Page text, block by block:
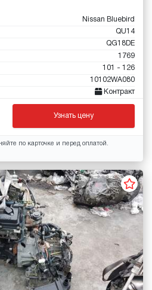
Nissan Bluebird
QU14
QG18DE
1769
101 - 126
10102WA080
Контракт
Узнать цену
по карточке и перед оплатой.